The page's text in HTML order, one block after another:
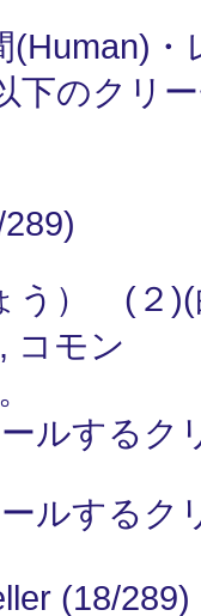
(Human)
下のクリ
う） (２)(
コモン
ルする
ルする
(18/289)